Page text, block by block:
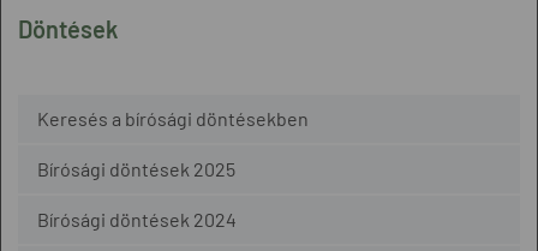
Döntések
Keresés a bírósági döntésekben
Bírósági döntések 2025
Bírósági döntések 2024